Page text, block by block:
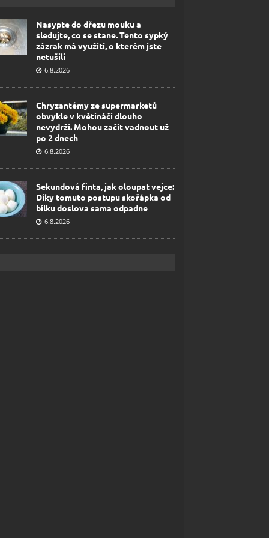
Nasypte do dřezu mouku a
sledujte, co se stane. Tento sypký
zázrak má využití, o kterém jste
netušili
6.8.2026
Chryzantémy ze supermarketů
obvykle v květináči dlouho
nevydrží. Mohou začít vadnout už
po 2 dnech
6.8.2026
Sekundová finta, jak oloupat vejce:
Díky tomuto postupu skořápka od
bílku doslova sama odpadne
6.8.2026